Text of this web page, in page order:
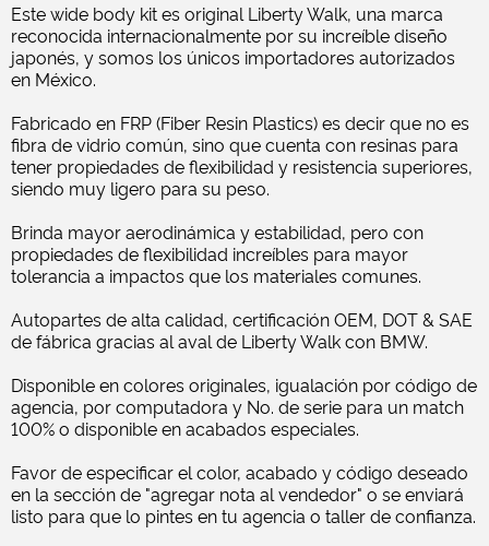
Este wide body kit es original Liberty Walk, una marca
reconocida internacionalmente por su increíble diseño
japonés, y somos los únicos importadores autorizados
en México.
Fabricado en FRP (Fiber Resin Plastics) es decir que no es
fibra de vidrio común, sino que cuenta con resinas para
tener propiedades de flexibilidad y resistencia superiores,
siendo muy ligero para su peso.
Brinda mayor aerodinámica y estabilidad, pero con
propiedades de flexibilidad increíbles para mayor
tolerancia a impactos que los materiales comunes.
Autopartes de alta calidad, certificación OEM, DOT & SAE
de fábrica gracias al aval de Liberty Walk con BMW.
Disponible en colores originales, igualación por código de
agencia, por computadora y No. de serie para un match
100% o disponible en acabados especiales.
Favor de especificar el color, acabado y código deseado
en la sección de "agregar nota al vendedor" o se enviará
listo para que lo pintes en tu agencia o taller de confianza.